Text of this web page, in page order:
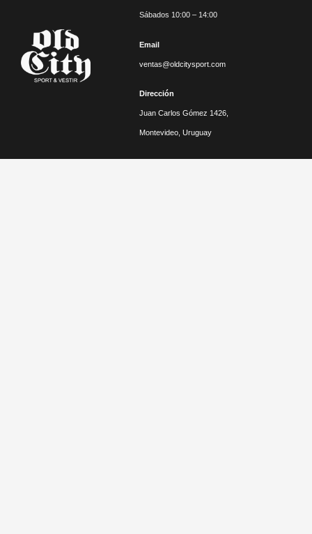
Sábados 10:00 – 14:00
Email
ventas@oldcitysport.com
Dirección
Juan Carlos Gómez 1426,
Montevideo, Uruguay